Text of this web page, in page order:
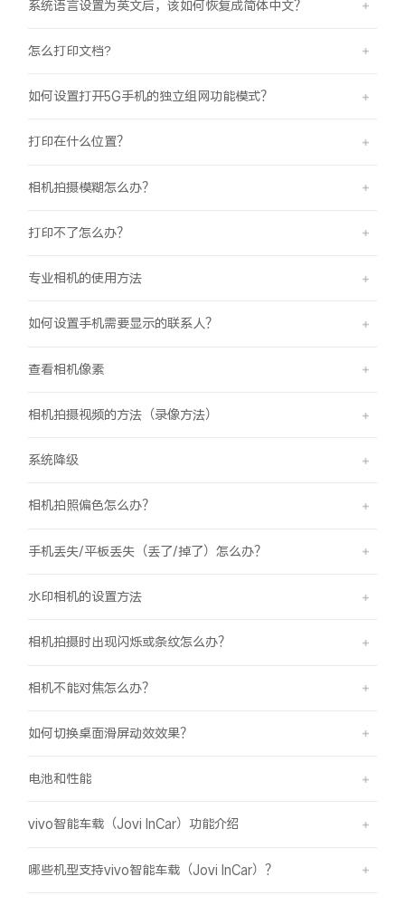
系统语言设置为英文后，该如何恢复成简体中文？
怎么打印文档?
如何设置打开5G手机的独立组网功能模式？
打印在什么位置？
相机拍摄模糊怎么办？
打印不了怎么办？
专业相机的使用方法
如何设置手机需要显示的联系人？
查看相机像素
相机拍摄视频的方法（录像方法）
系统降级
相机拍照偏色怎么办？
手机丢失/平板丢失（丢了/掉了）怎么办？
水印相机的设置方法
相机拍摄时出现闪烁或条纹怎么办？
相机不能对焦怎么办？
如何切换桌面滑屏动效效果？
电池和性能
vivo智能车载（Jovi InCar）功能介绍
哪些机型支持vivo智能车载（Jovi InCar）？